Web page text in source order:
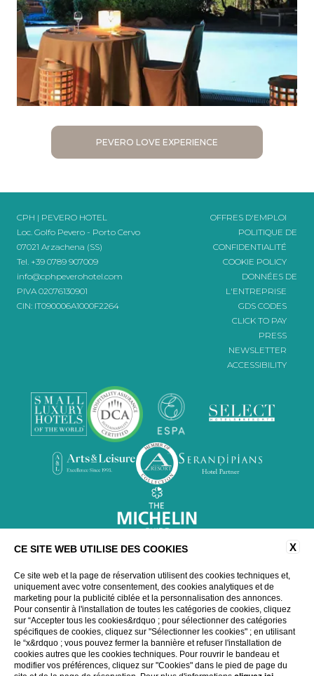
PEVERO LOVE EXPERIENCE
CPH | PEVERO HOTEL
Loc. Golfo Pevero - Porto Cervo
07021 Arzachena (SS)
Tel. +39 0789 907009
info@cphpeverohotel.com
PIVA 02076130901
CIN: IT090006A1000F2264
OFFRES D'EMPLOI
POLITIQUE DE
CONFIDENTIALITÉ
COOKIE POLICY
DONNÉES DE
L'ENTREPRISE
GDS CODES
CLICK TO PAY
PRESS
NEWSLETTER
ACCESSIBILITY
WEBSITE BY BLASTNESS
X
CE SITE WEB UTILISE DES COOKIES
Ce site web et la page de réservation utilisent des cookies techniques et,
uniquement avec votre consentement, des cookies analytiques et de
marketing pour la publicité ciblée et la personnalisation des annonces.
Pour consentir à l'installation de toutes les catégories de cookies, cliquez
sur “Accepter tous les cookies&rdquo ; pour sélectionner des catégories
spécifiques de cookies, cliquez sur "Sélectionner les cookies" ; en utilisant
le “x&rdquo ; vous pouvez fermer la bannière et refuser l'installation de
cookies autres que les cookies techniques. Pour rouvrir le bandeau et
modifier vos préférences, cliquez sur "Cookies" dans le pied de page du